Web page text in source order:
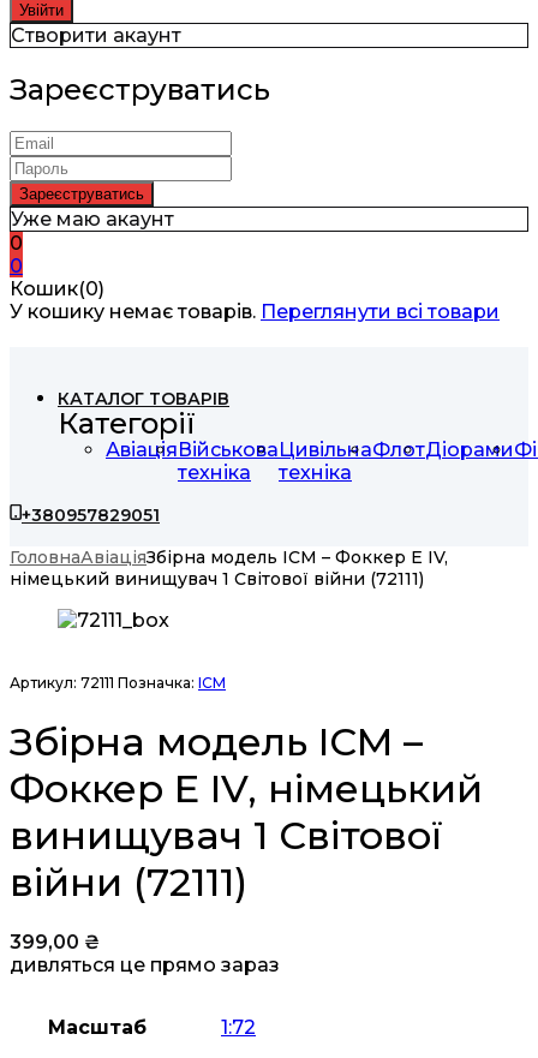
Створити акаунт
Зареєструватись
Уже маю акаунт
0
0
Кошик(0)
У кошику немає товарів. Переглянути всі товари
КАТАЛОГ ТОВАРІВ
Категорії
АвіаціяВійськова
техніка
Цивільна
техніка
ФлотДіорами
+380957829051
ГоловнаАвіаціяЗбірна модель ICM – Фоккер Е IV,
німецький винищувач 1 Світової війни (72111)
Артикул: 72111 Позначка: ICM
Збірна модель ICM –
Фоккер Е IV, німецький
винищувач 1 Світової
війни (72111)
399,00 ₴
дивляться це прямо зараз
Масштаб 1:72